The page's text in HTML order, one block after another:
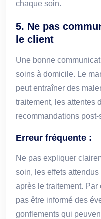
chaque soin.
5. Ne pas
le client
Une bonne
soins à domicile. Le
peut entraîner des
traitement, les attentes
recommandations post-
Erreur fréquente :
Ne pas expliquer
soin, les effets
après le traitement. Par
pas être informé des
gonflements qui